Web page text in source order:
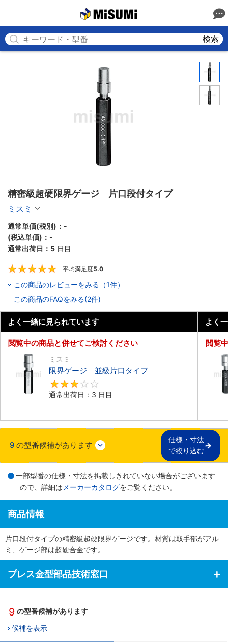
検索
精密級超硬限界ゲージ　片口段付タイプ
ミスミ
通常単価(税別)： -
(税込単価)： -
通常出荷日： 5 日目
平均満足度5.0
この商品のレビューをみる（1件）
この商品のFAQをみる(2件)
よく一緒に見られています
閲覧中の商品と併せてご検討ください
ミスミ
限界ゲージ 並級片口タイプ
通常出荷日：3 日目
よく
閲覧
9 の型番候補があります
仕様・寸法
で絞り込む
一部型番の仕様・寸法を掲載しきれていない場合がございます
ので、詳細は メーカーカタログをご覧ください。
商品情報
片口段付タイプの精密級超硬限界ゲージです。材質は取手部がアル
ミ、ゲージ部は超硬合金です。
プレス金型部品技術窓口
9 の型番候補があります
候補を表示